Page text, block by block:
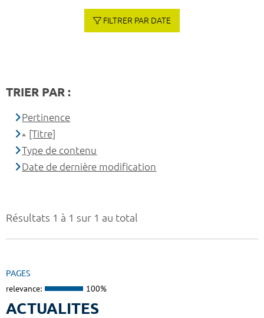
Résultats 1 à 1 sur 1 au total
PAGES
relevance: 100%
ACTUALITES
FILTRER PAR DATE
TRIER PAR :
Pertinence
[Titre]
Type de contenu
Date de dernière modification